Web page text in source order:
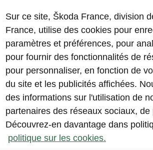
Sur ce site, Škoda France, division
France, utilise des cookies pour
paramètres et préférences, pour
pour fournir des fonctionnalités de
pour personnaliser, en fonction de
du site et les publicités affichées.
des informations sur l'utilisation de
partenaires des réseaux sociaux,
Découvrez-en davantage dans
politique sur les cookies.